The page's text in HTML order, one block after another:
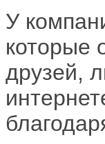
У
которые
друзей,